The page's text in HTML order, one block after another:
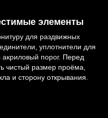
элементы
для раздвижных
, уплотнители для
акриловый порог. Перед
чистый размер проёма,
и сторону открывания.